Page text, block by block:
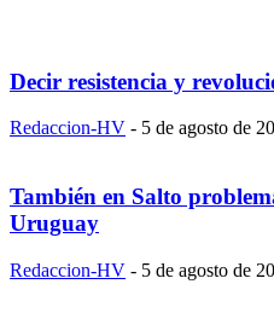
Decir resistencia y
Redaccion-HV - 5 de agosto de
También en Salto
Uruguay
Redaccion-HV - 5 de agosto de